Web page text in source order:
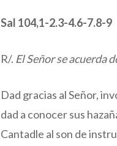
Sal 104,1-2.3-4.6-7.8-9
R/. El Señor se acuerda
Dad gracias al Señor,
dad a conocer sus
Cantadle al son de